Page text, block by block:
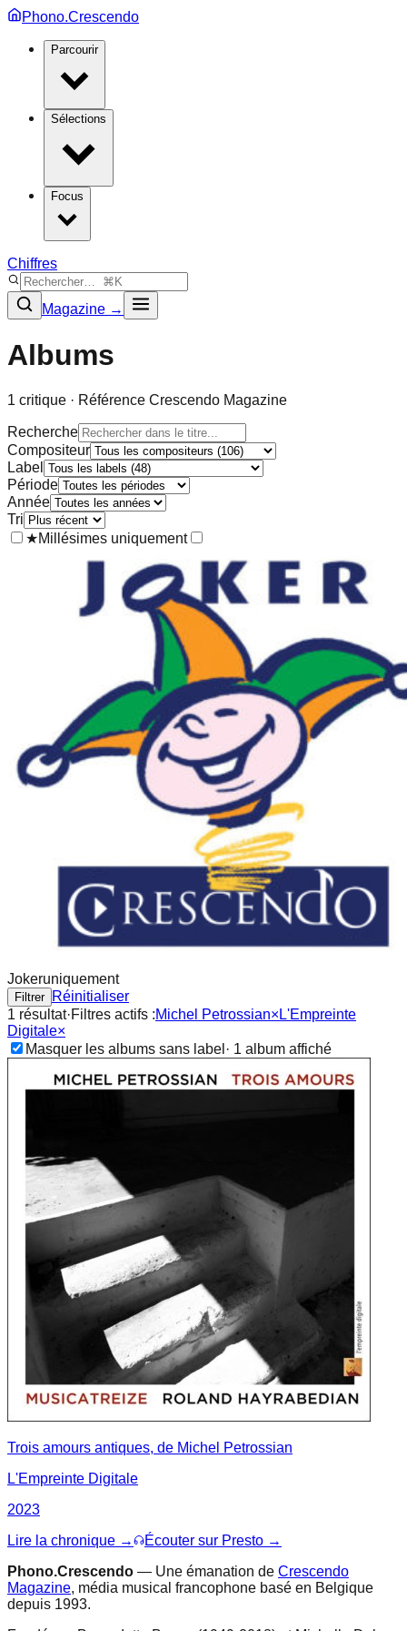
Phono.Crescendo
Parcourir
Sélections
Focus
Chiffres
Magazine →
Albums
1 critique · Référence Crescendo Magazine
Recherche
Compositeur
Label
Période
Année
Tri
★Millésimes uniquement
Jokeruniquement
Filtrer
Réinitialiser
1 résultat·Filtres actifs :Michel Petrossian× L'Empreinte
Digitale×
Masquer les albums sans label · 1 album affiché
Trois amours antiques, de Michel Petrossian
L'Empreinte Digitale
2023
Lire la chronique →
Écouter sur Presto →
Phono.Crescendo — Une émanation de Crescendo
Magazine, média musical francophone basé en Belgique
depuis 1993.